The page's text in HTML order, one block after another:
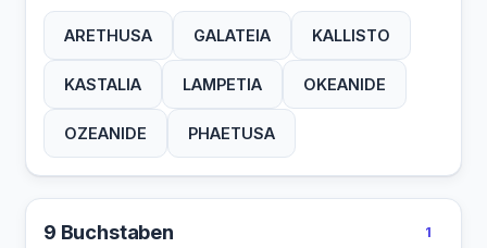
ARETHUSA GALATEIA KALLISTO
KASTALIA LAMPETIA OKEANIDE
OZEANIDE PHAETUSA
9 Buchstaben 1